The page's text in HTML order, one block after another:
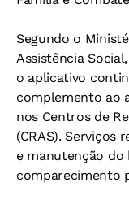
Segundo o
Assistência
o aplicativo
complemento ao
nos Centros de
(CRAS). Serviços
e manutenção do
comparecimento